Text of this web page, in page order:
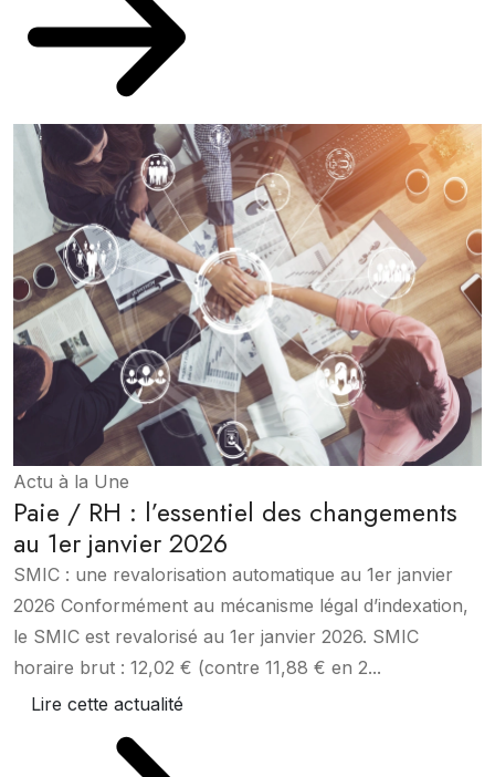
Actu à la Une
Paie / RH : l’essentiel des changements
au 1er janvier 2026
SMIC : une revalorisation automatique au 1er janvier
2026 Conformément au mécanisme légal d’indexation,
le SMIC est revalorisé au 1er janvier 2026. SMIC
horaire brut : 12,02 € (contre 11,88 € en 2...
Lire cette actualité